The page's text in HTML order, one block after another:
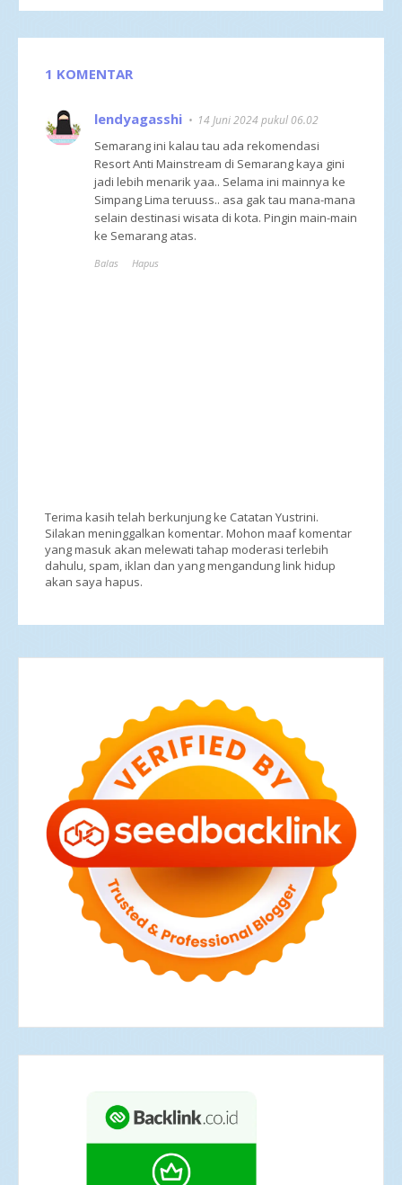
1 KOMENTAR
lendyagasshi 14 Juni 2024 pukul 06.02
Semarang ini kalau tau ada rekomendasi
Resort Anti Mainstream di Semarang kaya gini
jadi lebih menarik yaa.. Selama ini mainnya ke
Simpang Lima teruuss.. asa gak tau mana-mana
selain destinasi wisata di kota. Pingin main-main
ke Semarang atas.
Balas Hapus
Terima kasih telah berkunjung ke Catatan Yustrini.
Silakan meninggalkan komentar. Mohon maaf komentar
yang masuk akan melewati tahap moderasi terlebih
dahulu, spam, iklan dan yang mengandung link hidup
akan saya hapus.